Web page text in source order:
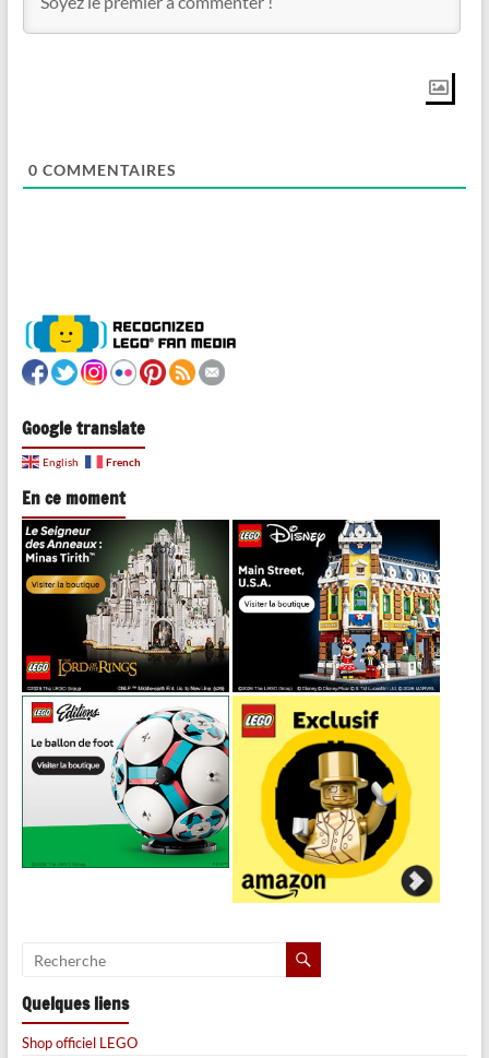
0 COMMENTAIRES
Google translate
English French
En ce moment
Quelques liens
Shop officiel LEGO